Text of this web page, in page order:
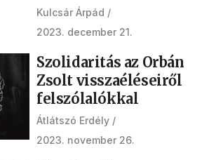
Kulcsár Árpád
2023. december 21.
Szolidaritás az Orbán
Zsolt visszaéléseiről
felszólalókkal
Átlátszó Erdély
2023. november 26.